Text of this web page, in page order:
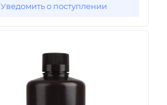
Уведомить о поступлении